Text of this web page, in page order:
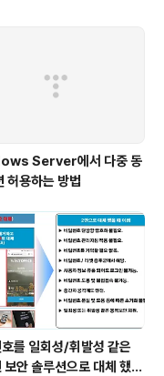
통
(OS)
력
가
Server에서 다중 동
허용하는 방법
를 일회성/휘발성 같은
보안 솔루션으로 대체 했을